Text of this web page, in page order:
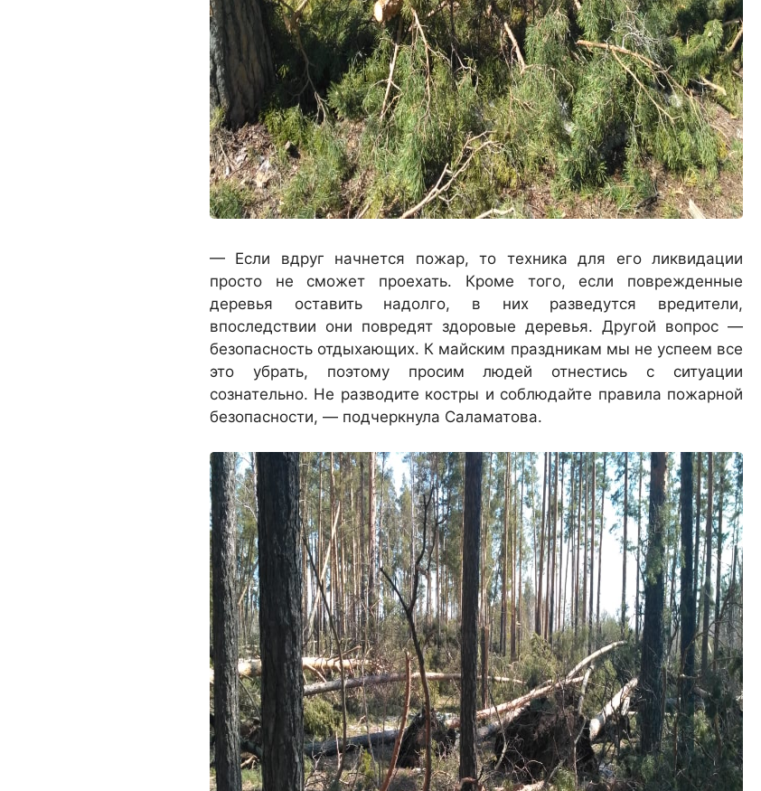
— Если вдруг начнется пожар, то техника для его ликвидации
просто не сможет проехать. Кроме того, если поврежденные
деревья оставить надолго, в них разведутся вредители,
впоследствии они повредят здоровые деревья. Другой вопрос —
безопасность отдыхающих. К майским праздникам мы не успеем все
это убрать, поэтому просим людей отнестись с ситуации
сознательно. Не разводите костры и соблюдайте правила пожарной
безопасности, — подчеркнула Саламатова.